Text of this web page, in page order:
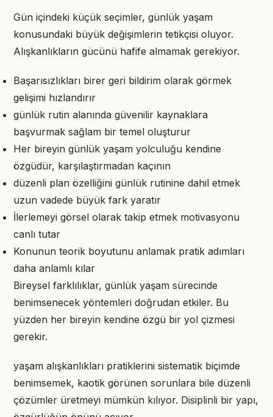
Gün içindeki küçük seçimler, günlük yaşam
konusundaki büyük değişimlerin tetikçisi oluyor.
Alışkanlıkların gücünü hafife almamak gerekiyor.
Başarısızlıkları birer geri bildirim olarak görmek
gelişimi hızlandırır
günlük rutin alanında güvenilir kaynaklara
başvurmak sağlam bir temel oluşturur
Her bireyin günlük yaşam yolculuğu kendine
özgüdür, karşılaştırmadan kaçının
düzenli plan özelliğini günlük rutinine dahil etmek
uzun vadede büyük fark yaratır
İlerlemeyi görsel olarak takip etmek motivasyonu
canlı tutar
Konunun teorik boyutunu anlamak pratik adımları
daha anlamlı kılar
Bireysel farklılıklar, günlük yaşam sürecinde
benimsenecek yöntemleri doğrudan etkiler. Bu
yüzden her bireyin kendine özgü bir yol çizmesi
gerekir.
yaşam alışkanlıkları pratiklerini sistematik biçimde
benimsemek, kaotik görünen sorunlara bile düzenli
çözümler üretmeyi mümkün kılıyor. Disiplinli bir yapı,